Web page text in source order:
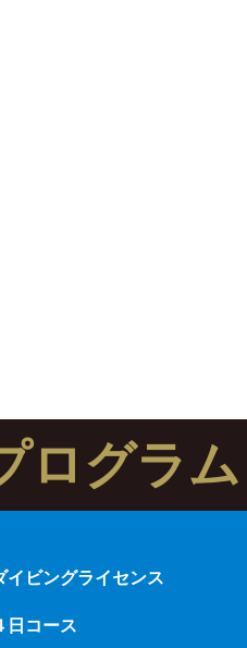
ログラム
イビングライセンス
日コース